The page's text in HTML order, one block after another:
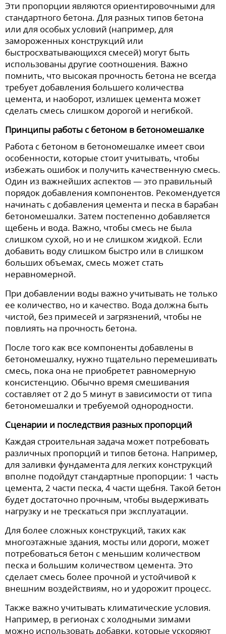
Эти пропорции являются ориентировочными для
стандартного бетона. Для разных типов бетона
или для особых условий (например, для
замороженных конструкций или
быстросхватывающихся смесей) могут быть
использованы другие соотношения. Важно
помнить, что высокая прочность бетона не всегда
требует добавления большего количества
цемента, и наоборот, излишек цемента может
сделать смесь слишком дорогой и негибкой.
Принципы работы с бетоном в бетономешалке
Работа с бетоном в бетономешалке имеет свои
особенности, которые стоит учитывать, чтобы
избежать ошибок и получить качественную смесь.
Один из важнейших аспектов — это правильный
порядок добавления компонентов. Рекомендуется
начинать с добавления цемента и песка в барабан
бетономешалки. Затем постепенно добавляется
щебень и вода. Важно, чтобы смесь не была
слишком сухой, но и не слишком жидкой. Если
добавить воду слишком быстро или в слишком
больших объемах, смесь может стать
неравномерной.
При добавлении воды важно учитывать не только
ее количество, но и качество. Вода должна быть
чистой, без примесей и загрязнений, чтобы не
повлиять на прочность бетона.
После того как все компоненты добавлены в
бетономешалку, нужно тщательно перемешивать
смесь, пока она не приобретет равномерную
консистенцию. Обычно время смешивания
составляет от 2 до 5 минут в зависимости от типа
бетономешалки и требуемой однородности.
Сценарии и последствия разных пропорций
Каждая строительная задача может потребовать
различных пропорций и типов бетона. Например,
для заливки фундамента для легких конструкций
вполне подойдут стандартные пропорции: 1 часть
цемента, 2 части песка, 4 части щебня. Такой бетон
будет достаточно прочным, чтобы выдерживать
нагрузку и не трескаться при эксплуатации.
Для более сложных конструкций, таких как
многоэтажные здания, мосты или дороги, может
потребоваться бетон с меньшим количеством
песка и большим количеством цемента. Это
сделает смесь более прочной и устойчивой к
внешним воздействиям, но и удорожит процесс.
Также важно учитывать климатические условия.
Например, в регионах с холодными зимами
можно использовать добавки, которые ускоряют